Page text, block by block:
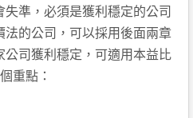
準，必須是獲利穩定的公司
的公司，可以採用後面兩章
司獲利穩定，可適用本益比
重點：